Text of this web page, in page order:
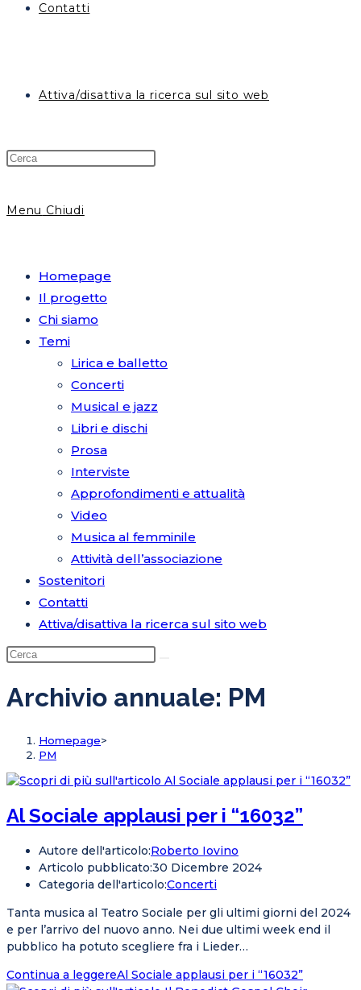
Contatti
Attiva/disattiva la ricerca sul sito web
Menu Chiudi
Homepage
Il progetto
Chi siamo
Temi
Lirica e balletto
Concerti
Musical e jazz
Libri e dischi
Prosa
Interviste
Approfondimenti e attualità
Video
Musica al femminile
Attività dell’associazione
Sostenitori
Contatti
Attiva/disattiva la ricerca sul sito web
Archivio annuale: PM
Homepage>
PM
Al Sociale applausi per i “16032”
Autore dell'articolo:Roberto Iovino
Articolo pubblicato:30 Dicembre 2024
Categoria dell'articolo:Concerti
Tanta musica al Teatro Sociale per gli ultimi giorni del 2024
e per l’arrivo del nuovo anno. Nei due ultimi week end il
pubblico ha potuto scegliere fra i Lieder…
Continua a leggereAl Sociale applausi per i “16032”